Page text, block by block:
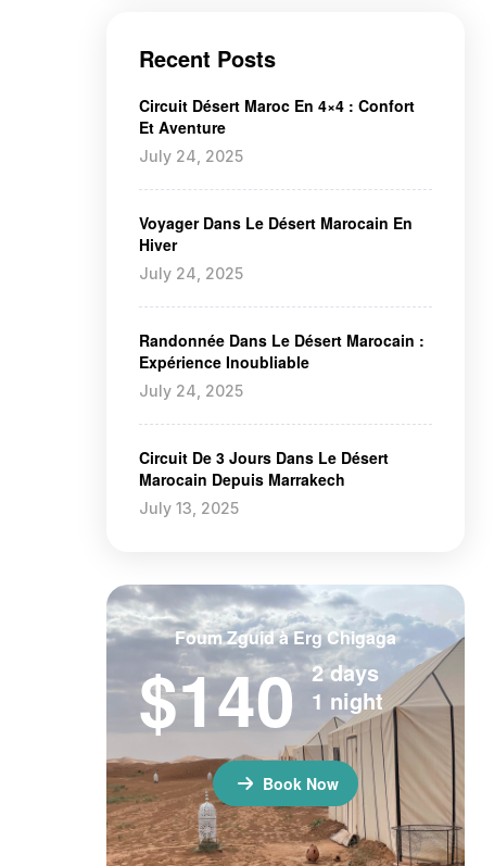
Recent Posts
July 24, 2025
Circuit Désert Maroc En 4×4 : Confort
Et Aventure
July 24, 2025
Voyager Dans Le Désert Marocain En
Hiver
July 24, 2025
Randonnée Dans Le Désert Marocain :
Expérience Inoubliable
July 13, 2025
Circuit De 3 Jours Dans Le Désert
Marocain Depuis Marrakech
Foum Zguid à Erg Chigaga
$140 2 days
1 night
Book Now